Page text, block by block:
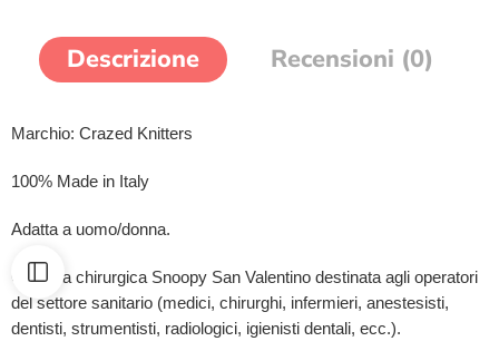
Descrizione Recensioni (0)
Marchio: Crazed Knitters
100% Made in Italy
Adatta a uomo/donna.
Cuffietta chirurgica Snoopy San Valentino destinata agli operatori
del settore sanitario (medici, chirurghi, infermieri, anestesisti,
dentisti, strumentisti, radiologici, igienisti dentali, ecc.).